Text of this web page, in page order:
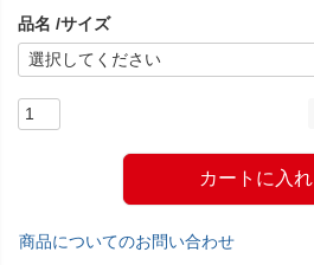
)
品名 サイズ
カートに入
商品についてのお問い合わせ